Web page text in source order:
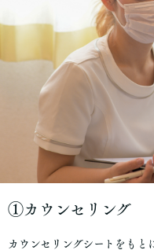
①カウンセリング
カウンセリングシートをも